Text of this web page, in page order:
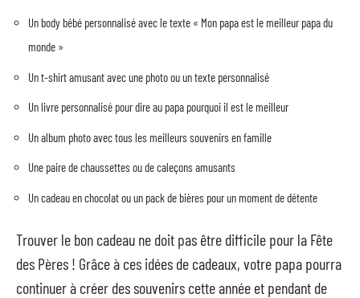
Un body bébé personnalisé avec le texte « Mon papa est le meilleur papa du
monde »
Un t-shirt amusant avec une photo ou un texte personnalisé
Un livre personnalisé pour dire au papa pourquoi il est le meilleur
Un album photo avec tous les meilleurs souvenirs en famille
Une paire de chaussettes ou de caleçons amusants
Un cadeau en chocolat ou un pack de bières pour un moment de détente
Trouver le bon cadeau ne doit pas être difficile pour la Fête
des Pères ! Grâce à ces idées de cadeaux, votre papa pourra
continuer à créer des souvenirs cette année et pendant de